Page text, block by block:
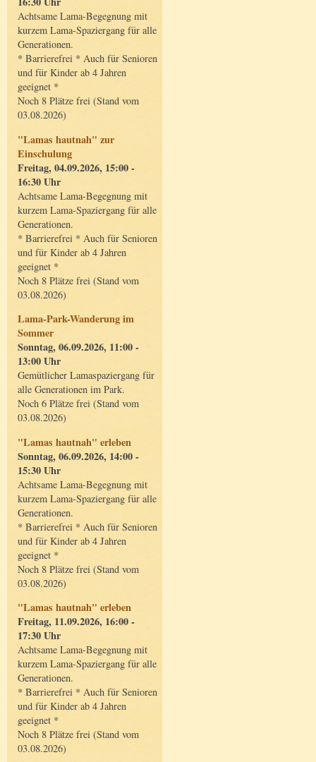
Achtsame Lama-Begegnung mit
kurzem Lama-Spaziergang für alle
Generationen.
* Barrierefrei * Auch für Senioren
und für Kinder ab 4 Jahren
geeignet *
Noch 8 Plätze frei (Stand vom
03.08.2026)
"Lamas hautnah" zur
Einschulung
Freitag, 04.09.2026, 15:00 -
16:30 Uhr
Achtsame Lama-Begegnung mit
kurzem Lama-Spaziergang für alle
Generationen.
* Barrierefrei * Auch für Senioren
und für Kinder ab 4 Jahren
geeignet *
Noch 8 Plätze frei (Stand vom
03.08.2026)
Lama-Park-Wanderung im
Sommer
Sonntag, 06.09.2026, 11:00 -
13:00 Uhr
Gemütlicher Lamaspaziergang für
alle Generationen im Park.
Noch 6 Plätze frei (Stand vom
03.08.2026)
"Lamas hautnah" erleben
Sonntag, 06.09.2026, 14:00 -
15:30 Uhr
Achtsame Lama-Begegnung mit
kurzem Lama-Spaziergang für alle
Generationen.
* Barrierefrei * Auch für Senioren
und für Kinder ab 4 Jahren
geeignet *
Noch 8 Plätze frei (Stand vom
03.08.2026)
"Lamas hautnah" erleben
Freitag, 11.09.2026, 16:00 -
17:30 Uhr
Achtsame Lama-Begegnung mit
kurzem Lama-Spaziergang für alle
Generationen.
* Barrierefrei * Auch für Senioren
und für Kinder ab 4 Jahren
geeignet *
Noch 8 Plätze frei (Stand vom
03.08.2026)